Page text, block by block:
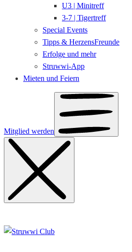
U3 | Minitreff
3-7 | Tigertreff
Special Events
Tipps & HerzensFreunde
Erfolge und mehr
Struwwi-App
Mieten und Feiern
Mitglied werden